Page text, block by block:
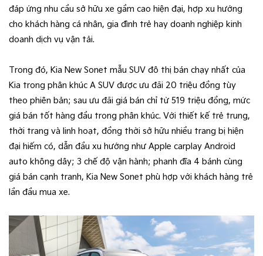
đáp ứng nhu cầu sở hữu xe gầm cao hiện đại, hợp xu hướng
cho khách hàng cá nhân, gia đình trẻ hay doanh nghiệp kinh
doanh dịch vụ vận tải.
Trong đó, Kia New Sonet mẫu SUV đô thị bán chạy nhất của
Kia trong phân khúc A SUV được ưu đãi 20 triệu đồng tùy
theo phiên bản; sau ưu đãi giá bán chỉ từ 519 triệu đồng, mức
giá bán tốt hàng đầu trong phân khúc. Với thiết kế trẻ trung,
thời trang và linh hoạt, đồng thời sở hữu nhiều trang bị hiện
đại hiếm có, dẫn đầu xu hướng như Apple carplay Android
auto không dây; 3 chế độ vận hành; phanh đĩa 4 bánh cùng
giá bán cạnh tranh, Kia New Sonet phù hợp với khách hàng trẻ
lần đầu mua xe.